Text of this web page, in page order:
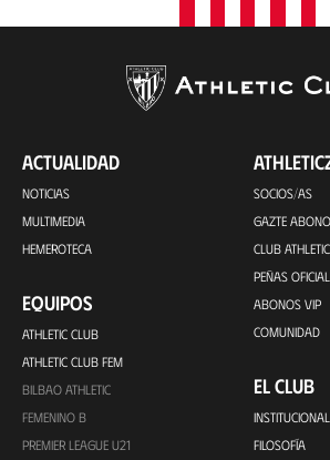
ACTUALIDAD
NOTICIAS
MULTIMEDIA
HEMEROTECA
EQUIPOS
ATHLETIC CLUB
ATHLETIC CLUB FEM
BILBAO ATHLETIC
FEMENINO B
PREMIER LEAGUE U21
SOCIOS/AS
GAZTE
CLUB ATHLETIC
PEÑAS
ABONOS VIP
COMUNIDAD
EL CLUB
INSTITUCIONAL
FILOSOFÍA